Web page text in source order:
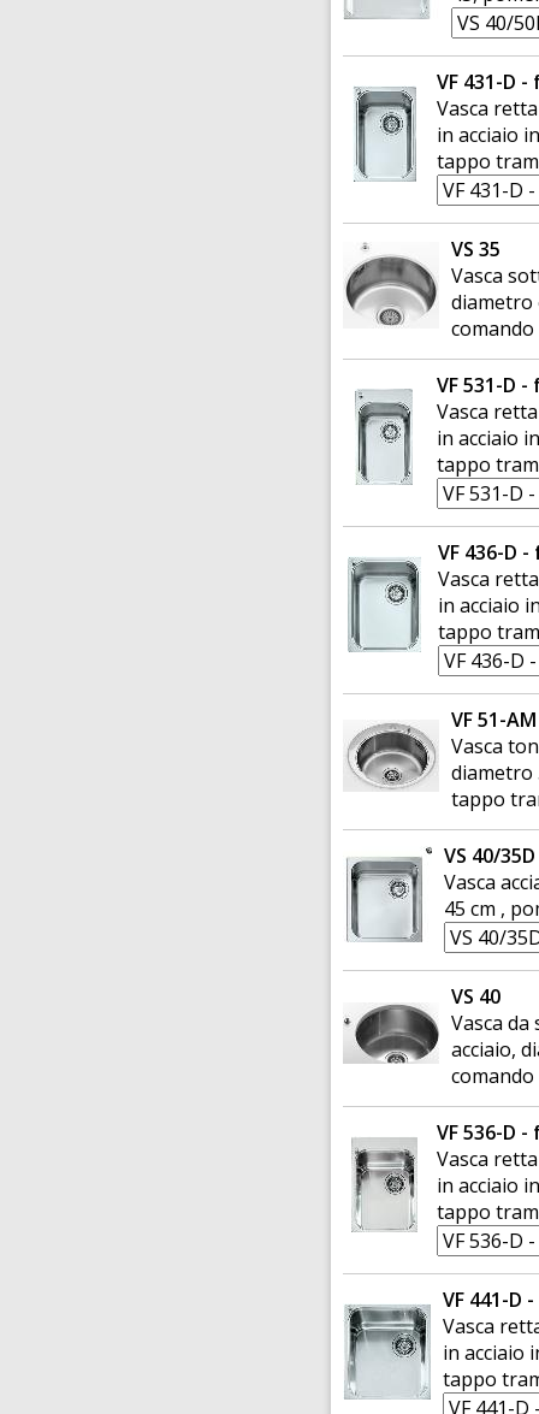
VF 431-D
Vasca
in acciaio
tappo
VS 35
Vasca
diametro
VF 531-D
Vasca
in acciaio
tappo
VF 436-D
Vasca
in acciaio
tappo
VF 51-AM
Vasca
diametro
tappo
VS 40/
Vasca
45 cm ,
VS 40
Vasca
acciaio,
VF 536-D
Vasca
in acciaio
tappo
VF 441-D
Vasca
in acciaio
tappo